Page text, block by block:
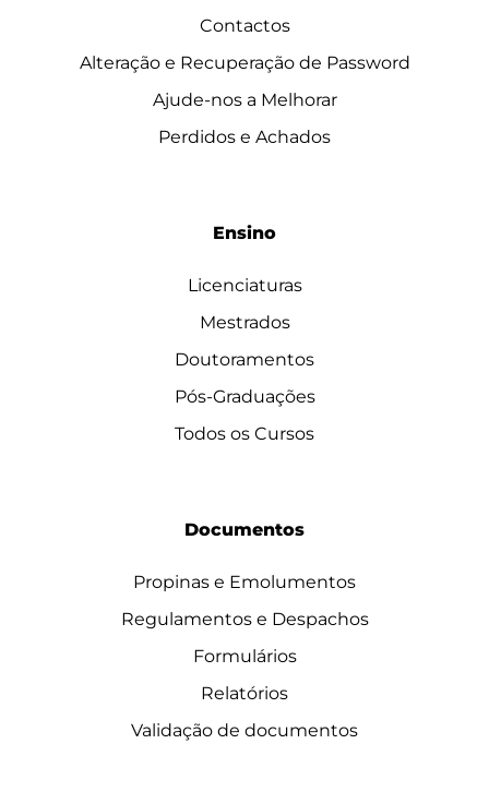
Contactos
Alteração e Recuperação de Password
Ajude-nos a Melhorar
Perdidos e Achados
Ensino
Licenciaturas
Mestrados
Doutoramentos
Pós-Graduações
Todos os Cursos
Documentos
Propinas e Emolumentos
Regulamentos e Despachos
Formulários
Relatórios
Validação de documentos